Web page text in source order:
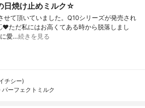
日焼け止めミルク☆
せて頂いていました。Q10シリーズが発売され
ただ私にはお高くてある時から脱落しまし
愛…続きを見る
チシー)
ーフェクトミルク